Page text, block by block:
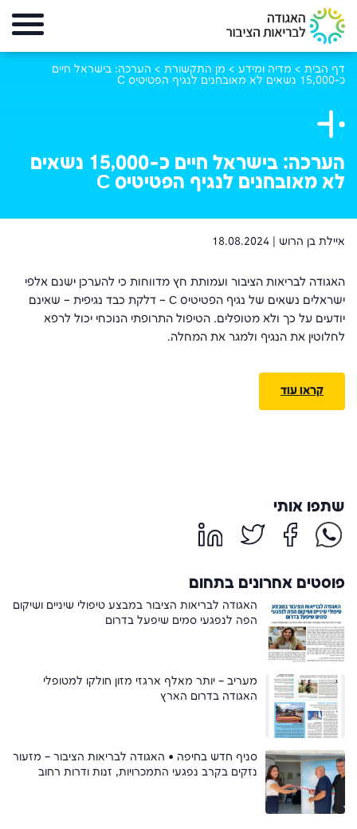
דף הבית > מדיה ומידע > מן התקשורת > הערכה: בישראל חיים
כ-15,000 נשאים לא מאובחנים לנגיף הפטיטיס C
הערכה: בישראל חיים כ-15,000 נשאים
לא מאובחנים לנגיף הפטיטיס C
איילת בן הרוש | 18.08.2024
האגודה לבריאות הציבור ועמותת חץ מדווחות כי להערכן ישנם אלפי
ישראלים נשאים של נגיף הפטיטיס C – דלקת כבד נגיפית – שאינם
יודעים על כך ולא מטופלים. הטיפול התרופתי הנוכחי יכול לרפא
לחלוטין את הנגיף ולמגר את המחלה.
קראו עוד
שתפו אותי
פוסטים אחרונים בתחום
האגודה לבריאות הציבור במבצע טיפולי שיניים ושיקום
הפה לנפגעי סמים שיפעל בדרום
מעריב – יותר מאלף ארגזי מזון חולקו למטופלי
האגודה בדרום הארץ
סניף חדש בחיפה • האגודה לבריאות הציבור – מזעור
נזקים בקרב נפגעי התמכרויות, זנות ודרות רחוב